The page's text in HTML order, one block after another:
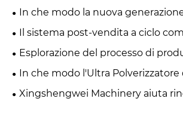
frantoi ultrafini di alto livello?
In che modo la nuova
ultrafini di Xingshengwei
fabbriche a migliorare il ROI
Il sistema post-vendita a ciclo
Xingshengwei Machinery offre
acquirenti internazionali
Esplorazione del processo di
precisione e del rigoroso controllo
In che modo l'Ultra Polverizzatore
Xingshengwei Machinery aiuta le
raggiungere una produzione
Xingshengwei Machinery aiuta